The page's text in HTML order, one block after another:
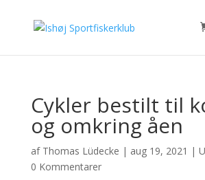
Cykler bestilt til
og omkring åen
af Thomas Lüdecke | aug 19, 2021 |
0 Kommentarer